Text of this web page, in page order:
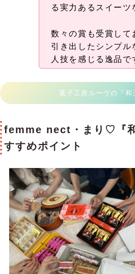
る実力あるスイーツ
数々の賞も受賞して
引き出したシンプル
人技を感じる逸品で
菓子工房ルーヴの『和
femme nect・まり♡『
すすめポイント